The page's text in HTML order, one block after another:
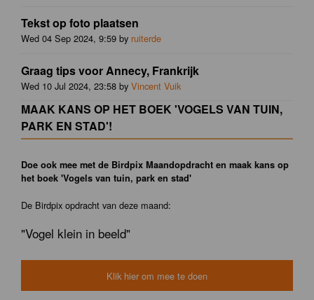
Tekst op foto plaatsen
Wed 04 Sep 2024, 9:59 by ruiterde
Graag tips voor Annecy, Frankrijk
Wed 10 Jul 2024, 23:58 by Vincent Vuik
MAAK KANS OP HET BOEK 'VOGELS VAN TUIN,
PARK EN STAD'!
Doe ook mee met de Birdpix Maandopdracht en maak kans op
het boek 'Vogels van tuin, park en stad'
De Birdpix opdracht van deze maand:
"Vogel klein in beeld"
Klik hier om mee te doen